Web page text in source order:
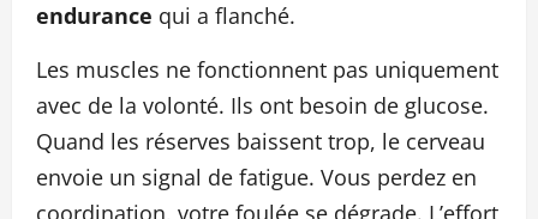
endurance qui a flanché.
Les muscles ne fonctionnent pas uniquement
avec de la volonté. Ils ont besoin de glucose.
Quand les réserves baissent trop, le cerveau
envoie un signal de fatigue. Vous perdez en